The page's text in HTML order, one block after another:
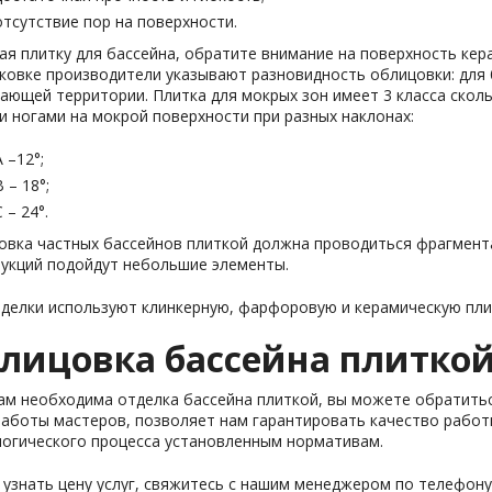
пор на поверхности.
плитку для бассейна, обратите внимание на поверхность
производители указывают разновидность облицовки:
территории. Плитка для мокрых зон имеет 3 класса
ногами на мокрой поверхности при разных наклонах:
–12°;
– 18°;
– 24°.
частных бассейнов плиткой должна проводиться
подойдут небольшие элементы.
используют клинкерную, фарфоровую и керамическую
бассейна
необходима отделка бассейна плиткой, вы можете
мастеров, позволяет нам гарантировать качество
процесса установленным нормативам.
цену услуг, свяжитесь с нашим менеджером по